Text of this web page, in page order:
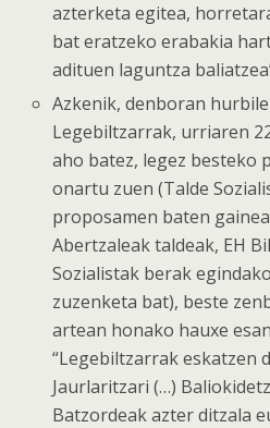
azterketa egitea,
bat eratzeko erabakia
adituen laguntza
Azkenik, denboran
Legebiltzarrak, urriaren
aho batez, legez besteko
onartu zuen (Talde
proposamen baten
Abertzaleak taldeak, EH
Sozialistak berak
zuzenketa bat), beste
artean honako hauxe
“Legebiltzarrak eskatzen
Jaurlaritzari (…)
Batzordeak azter ditzala